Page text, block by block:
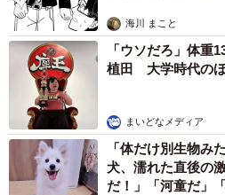
古い話を蒸し返しているなら、ま
現在ド◯モの名前で引き落とし
っているだけなんです。
その足で引き落としのゆうちょ銀
「まんぼうどうふちゃん」さん
る「ド◯モショップ」に足を運
されたあげく、店員から提案され
海川 まこと
「ウソだろ」体重
植田 大学時代のほ
まいどなメディア
「体だけ別生物み
犬、濡れた直後の
だ！」「河童だ」